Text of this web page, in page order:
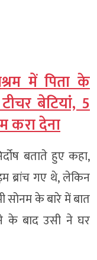
में पिता के
बेटियां, 5
करा देना
बताते हुए कहा,
ब्रांच गए थे, लेकिन
सोनम के बारे में बात
के बाद उसी ने घर